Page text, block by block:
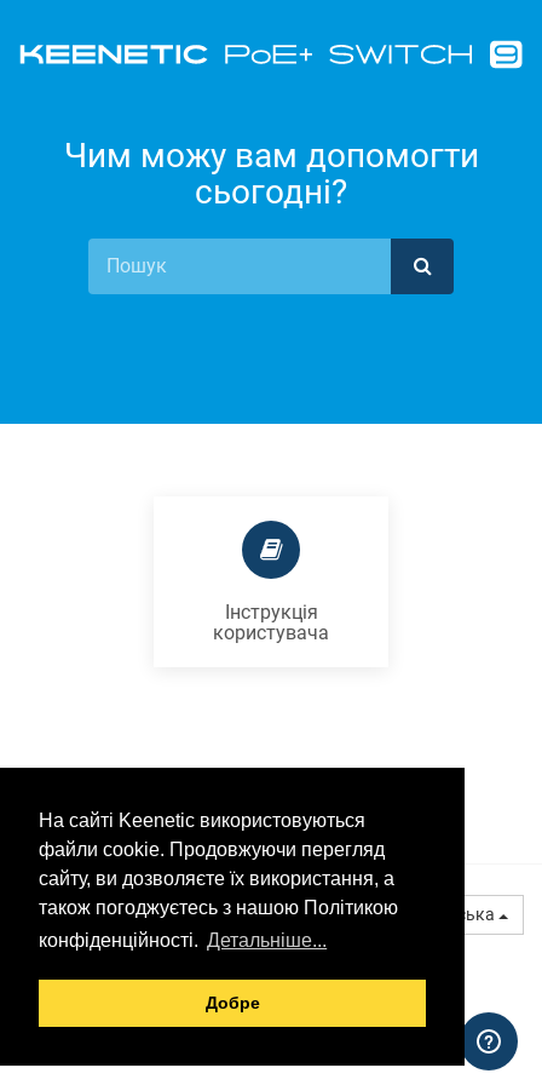
На сайті Keenetic використовуються
файли cookie. Продовжуючи перегляд
сайту, ви дозволяєте їх використання, а
також погоджуєтесь з нашою Політикою
конфіденційності. Детальніше...
Добре
Чим можу вам допомогти
сьогодні?
Інструкція
користувача
© 2026 Keenetic GmbH Українська